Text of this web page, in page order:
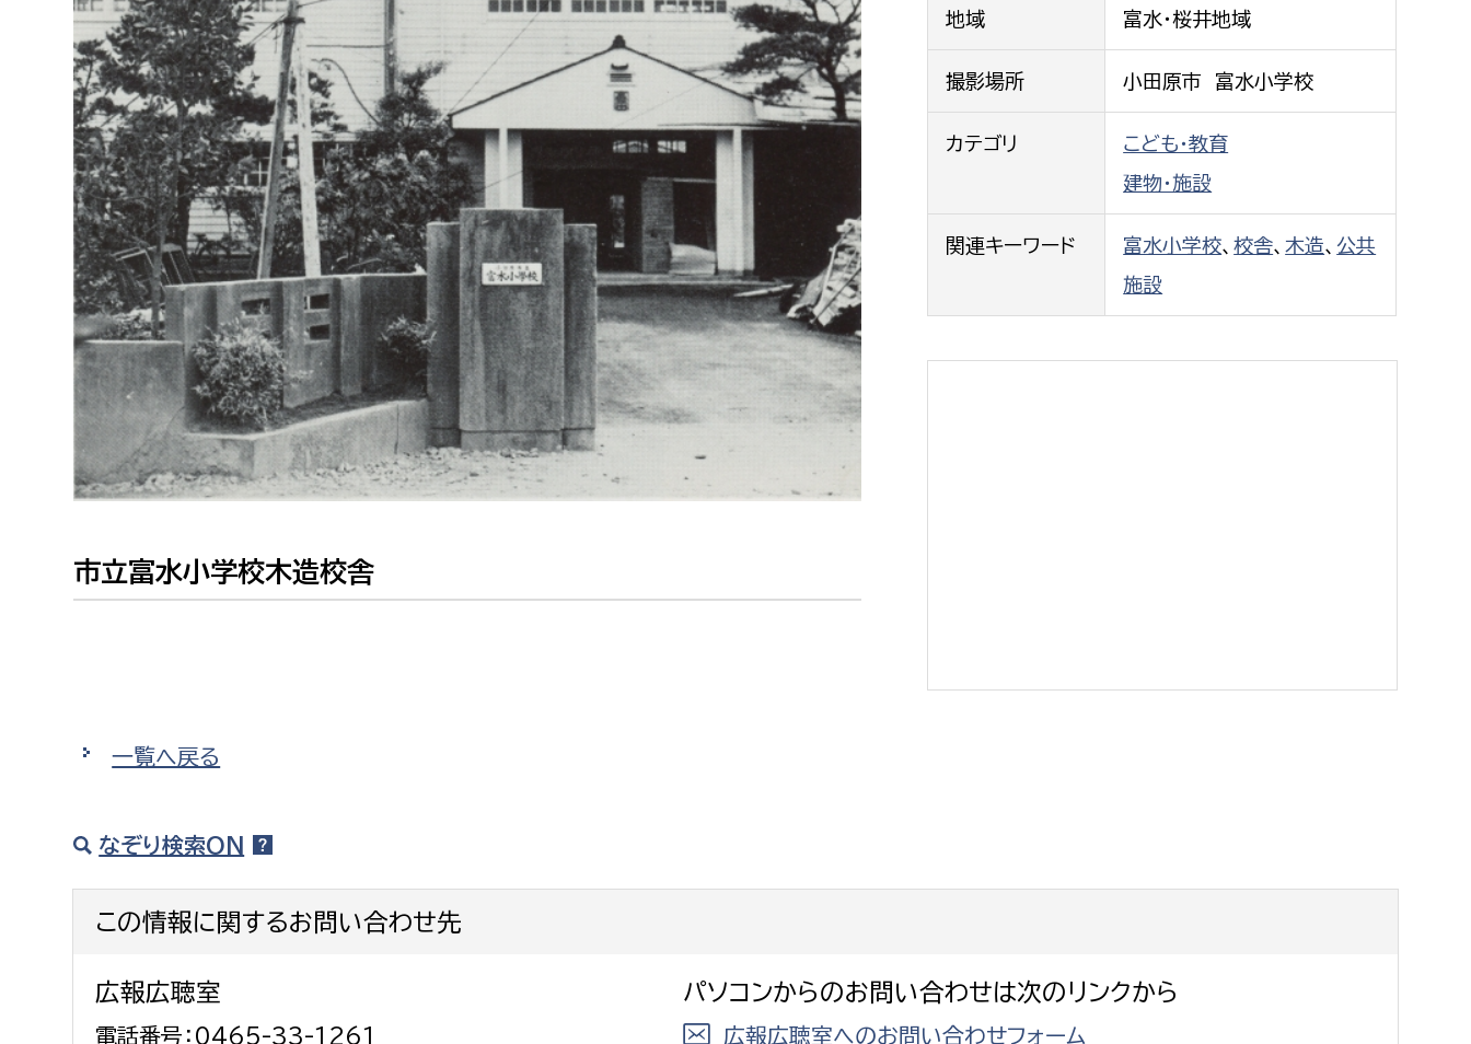
労働者
求職者
外国人
ペット
行政経営
病院
市議会
福祉政策課
生活援護課
高齢介護課
障がい福祉課
保険課
健康づくり課
子ども政策課
子ども若者支援課
保育課
産業政策課
観光課
農政課
都市計画課
地域交通課
建築指導課
開発審査課
建設部
建設政策課
国県事業推進課
土木管理課
道水路整備課
会計管理者
出納室
市立総合医療センター
患者サポートセンター
病院管理局：経営管理課
病院管理局：施設用度課
病院管理局：医事課
消防総務課
下水道整備課
浄水管理課
農業委員会事務局
市立富水小学校木造校舎
地域 富水・桜井地域
撮影場所 小田原市 富水小学校
カテゴリ
こども・教育
建物・施設
関連キーワード 富水小学校、校舎、 木造、 公共
施設
一覧へ戻る
なぞり検索ON
この情報に関するお問い合わせ先
広報広聴室
電話番号：0465-33-1261
パソコンからのお問い合わせは次のリンクから
広報広聴室へのお問い合わせフォーム